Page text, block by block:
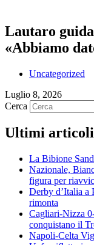
Lautaro
«Abbiamo
Uncategorized
Luglio 8, 2026
Cerca
Ultimi
La Bibione
Nazionale,
figura per
Derby d’Italia a
rimonta
Cagliari-Nizza
conquistano il
Napoli-Celta